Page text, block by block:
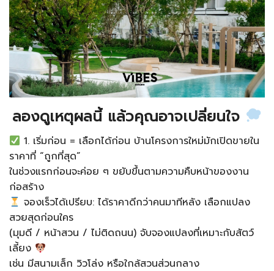
ลองดูเหตุผลนี้ แล้วคุณอาจเปลี่ยนใจ
1. เริ่มก่อน = เลือกได้ก่อน​ บ้านโครงการใหม่มักเปิดขายใน
ราคาที่ “ถูกที่สุด”
ในช่วงแรก​ก่อนจะค่อย ๆ ขยับขึ้นตามความคืบหน้าของงาน
ก่อสร้าง
จองเร็วได้เปรียบ: ได้ราคาดีกว่าคนมาทีหลัง​ เลือกแปลง
สวยสุดก่อนใคร
(มุมดี / หน้าสวน / ไม่ติดถนน)​ จับจองแปลงที่เหมาะกับสัตว์
เลี้ยง
เช่น มีสนามเล็ก วิวโล่ง หรือใกล้สวนส่วนกลาง​